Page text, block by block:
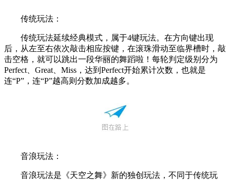
传统玩法：
传统玩法延续经典模式，属于4键玩法。在方向键出现
后，从左至右依次敲击相应按键，在滚珠滑动至临界槽时，敲
击空格，就可以跳出一段华丽的舞蹈啦！每轮判定级别分为
Perfect、Great、Miss，达到Perfect开始累计次数，也就是
连“P”，连“P”越高则分数加成越多。
音浪玩法：
音浪玩法是《天空之舞》新的独创玩法，不同于传统玩